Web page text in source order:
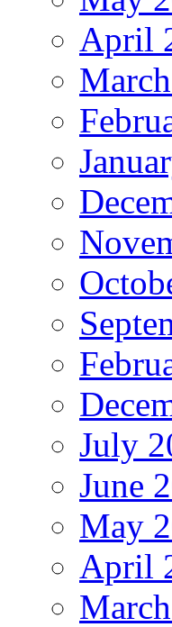
April
July
June
May
April